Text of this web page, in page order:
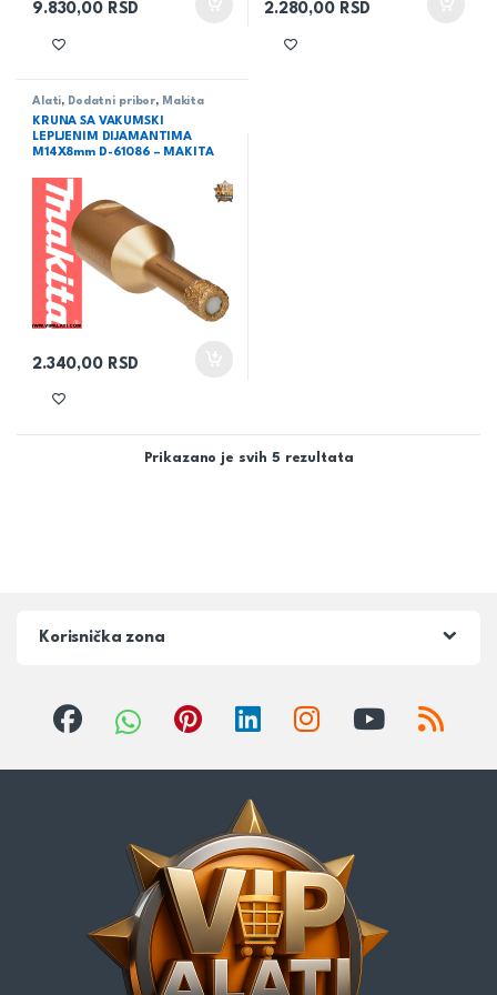
9.830,00 RSD 2.280,00 RSD
Alati, Dodatni pribor, Makita
KRUNA SA VAKUMSKI
LEPLJENIM DIJAMANTIMA
M14X8mm D-61086 – MAKITA
2.340,00 RSD
Prikazano je svih 5 rezultata
Korisnička zona